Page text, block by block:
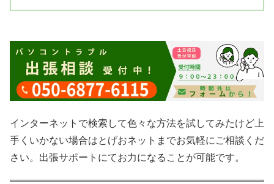
インターネットで検索して色々な方法を試してみたけど上
手くいかない場合はとげおネットまでお気軽にご相談くだ
さい。出張サポートにてお力になることが可能です。